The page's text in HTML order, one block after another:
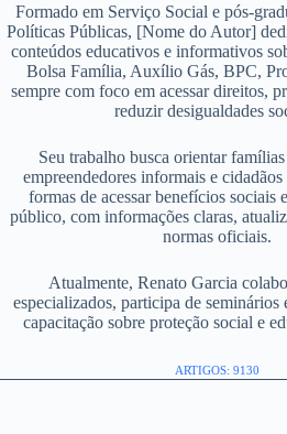
Formado em Serviço Social e pós-
Políticas Públicas, [Nome do Autor]
conteúdos educativos e informativos
Bolsa Família, Auxílio Gás, BPC,
sempre com foco em acessar direitos,
reduzir desigualdades
Seu trabalho busca orientar
empreendedores informais e
formas de acessar benefícios sociais
público, com informações claras,
normas oficiais.
Atualmente, Renato Garcia
especializados, participa de seminários
capacitação sobre proteção social e
ARTIGOS: 9130